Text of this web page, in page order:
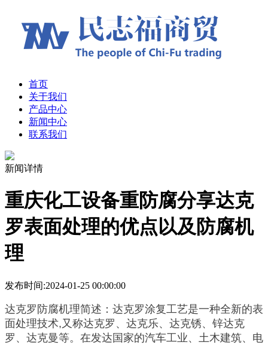
首页
关于我们
产品中心
新闻中心
联系我们
新闻详情
重庆化工设备重防腐分享达克
罗表面处理的优点以及防腐机
理
发布时间:2024-01-25 00:00:00
达克罗防腐机理简述：达克罗涂复工艺是一种全新的表
面处理技术,又称达克罗、达克乐、达克锈、锌达克
罗、达克曼等。在发达国家的汽车工业、土木建筑、电